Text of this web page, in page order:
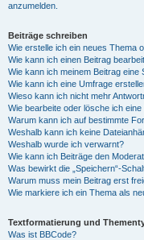
anzumelden.
Beiträge schreiben
Wie erstelle ich ein neues Thema
Wie kann ich einen Beitrag
Wie kann ich meinem Beitrag eine
Wie kann ich eine Umfrage
Wieso kann ich nicht mehr
Wie bearbeite oder lösche ich
Warum kann ich auf bestimmte
Weshalb kann ich keine
Weshalb wurde ich verwarnt?
Wie kann ich Beiträge den
Was bewirkt die „Speichern“-
Warum muss mein Beitrag erst
Wie markiere ich ein Thema als
Textformatierung und
Was ist BBCode?